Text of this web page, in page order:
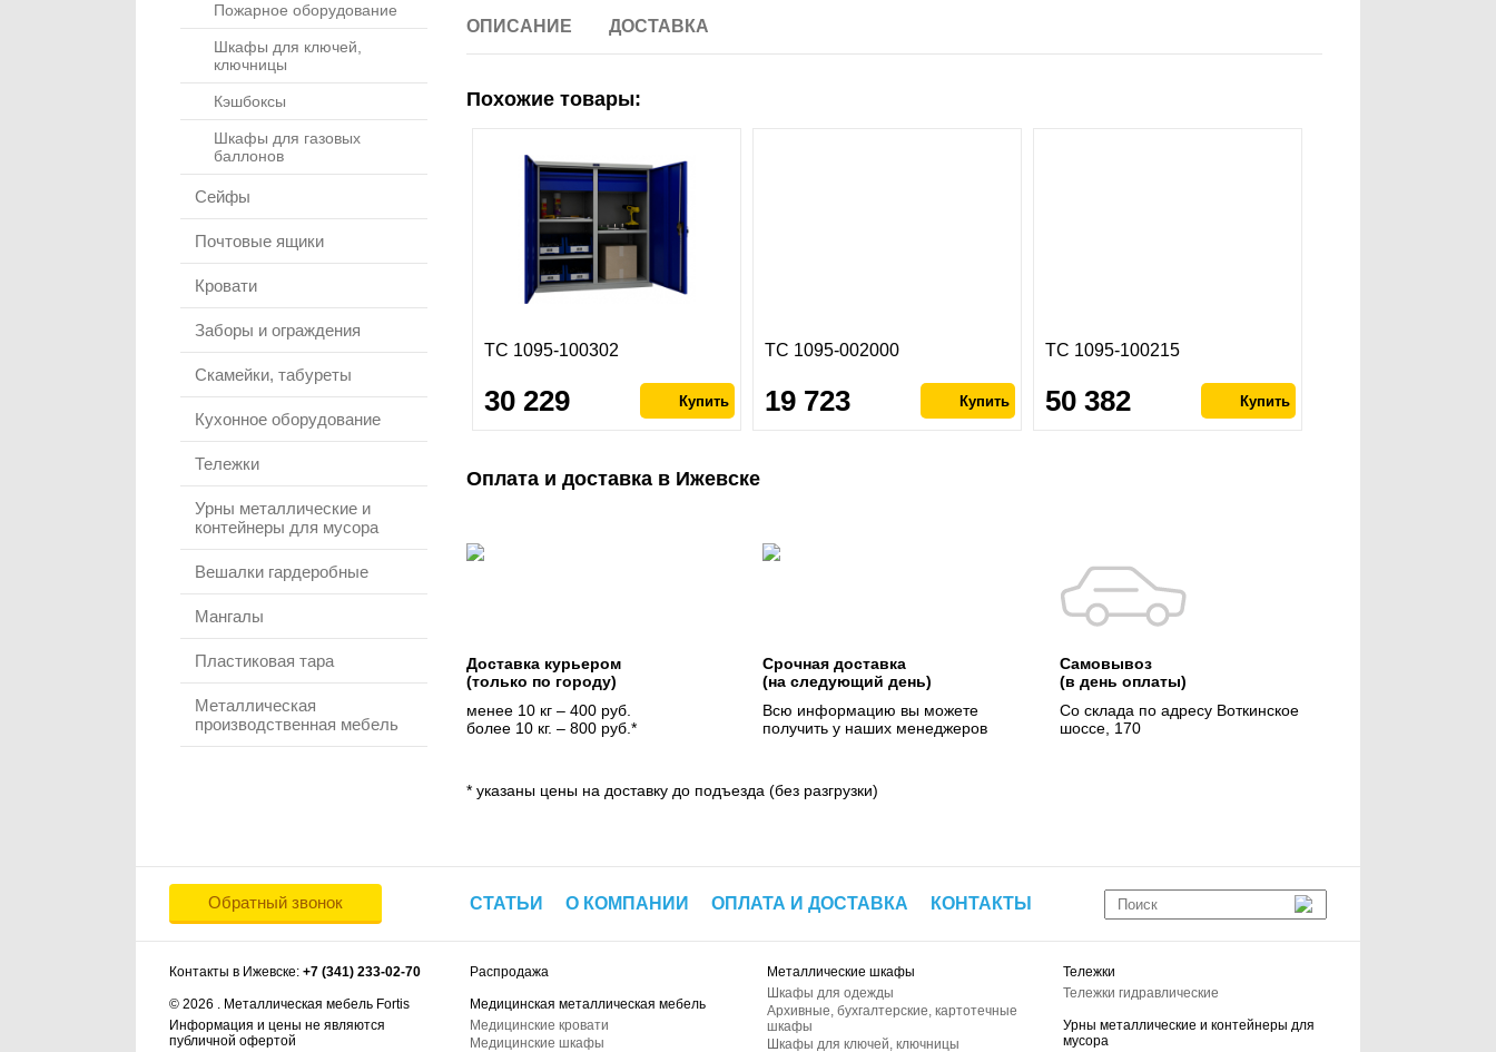
Пожарное оборудование
Шкафы для ключей,
ключницы
Кэшбоксы
Шкафы для газовых
баллонов
Сейфы
Почтовые ящики
Кровати
Заборы и ограждения
Скамейки, табуреты
Кухонное оборудование
Тележки
Урны металлические и
контейнеры для мусора
Вешалки гардеробные
Мангалы
Пластиковая тара
Металлическая
производственная мебель
ОПИСАНИЕ ДОСТАВКА
Похожие товары:
ТС 1095-100302
30 229
ТС 1095-002000
19 723
ТС 1095-100215
50 382
Оплата и доставка в Ижевске
Доставка курьером
(только по городу)
менее 10 кг – 400 руб.
более 10 кг. – 800 руб.*
Срочная доставка
(на следующий день)
Всю информацию вы можете
получить у наших менеджеров
Самовывоз
(в день оплаты)
Со склада по адресу Воткинское
шоссе, 170
* указаны цены на доставку до подъезда (без разгрузки)
Обратный звонок СТАТЬИ О КОМПАНИИ ОПЛАТА И ДОСТАВКА КОНТАКТЫ
Контакты в Ижевске: +7 (341) 233-02-70
© 2026 . Металлическая мебель Fortis
Информация и цены не являются
публичной офертой
Распродажа
Медицинская металлическая мебель
Медицинские кровати
Медицинские шкафы
Металлические шкафы
Шкафы для одежды
Архивные, бухгалтерские, картотечные
шкафы
Шкафы для ключей, ключницы
Тележки
Тележки гидравлические
Урны металлические и контейнеры для
мусора